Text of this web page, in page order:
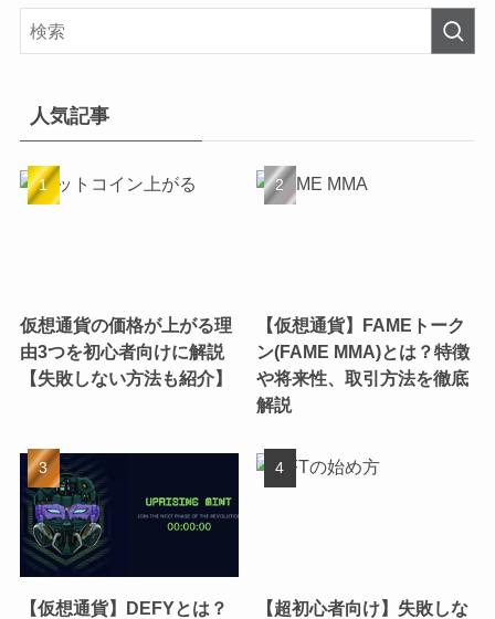
人気記事
仮想通貨の価格が上がる理
由3つを初心者向けに解説
【失敗しない方法も紹介】
【仮想通貨】FAMEトーク
ン(FAME MMA)とは？特徴
や将来性、取引方法を徹底
解説
【仮想通貨】DEFYとは？
【超初心者向け】失敗しな